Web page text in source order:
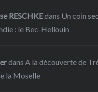
RESCHKEdans Un coin
: le Bec-Hellouin
dansA la découverte de
la Moselle